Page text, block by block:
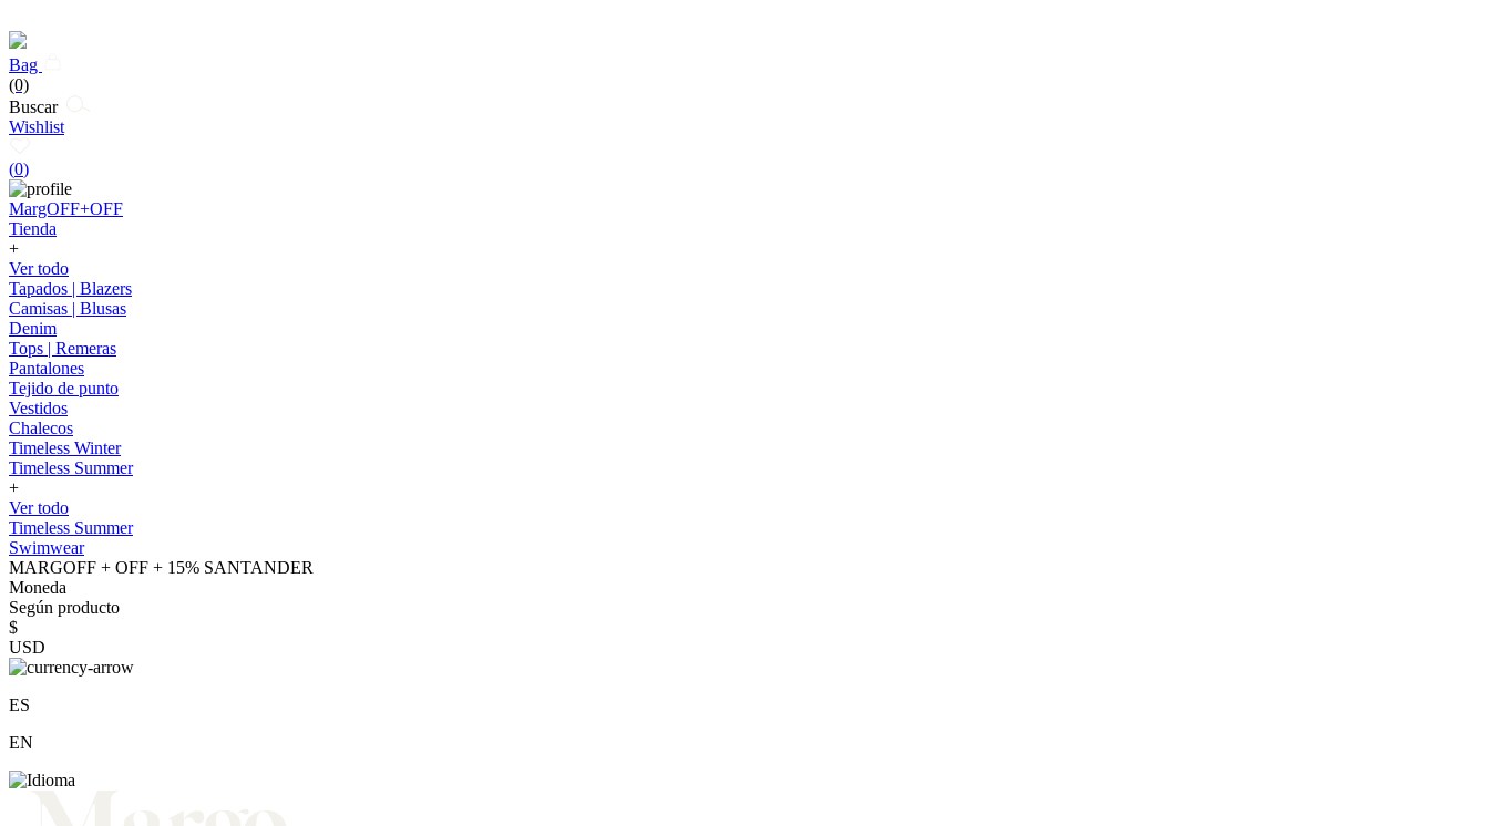
Bag
(0)
Buscar
Wishlist
(0)
MargOFF+OFF
Tienda
+
Ver todo
Tapados | Blazers
Camisas | Blusas
Denim
Tops | Remeras
Pantalones
Tejido de punto
Vestidos
Chalecos
Timeless Winter
Timeless Summer
+
Ver todo
Timeless Summer
Swimwear
MARGOFF + OFF + 15% SANTANDER
Moneda
Según producto
$
USD
ES
EN